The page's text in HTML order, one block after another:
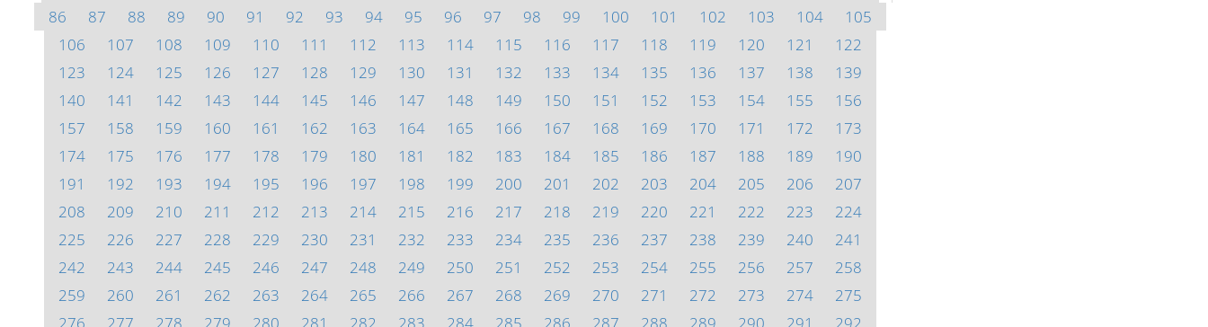
86
87 88 89 90 91 92 93 94 95 96 97 98 99 100 101 102 103 104
105
106
107 108 109 110 111 112 113 114 115 116 117 118 119 120 121
122
123
124 125 126 127 128 129 130 131 132 133 134 135 136 137 138
139
140
141 142 143 144 145 146 147 148 149 150 151 152 153 154 155
156
157
158 159 160 161 162 163 164 165 166 167 168 169 170 171 172
173
174
175 176 177 178 179 180 181 182 183 184 185 186 187 188 189
190
191
192 193 194 195 196 197 198 199 200 201 202 203 204 205 206
207
208
209 210 211 212 213 214 215 216 217 218 219 220 221 222 223
224
225
226 227 228 229 230 231 232 233 234 235 236 237 238 239 240
241
242
243 244 245 246 247 248 249 250 251 252 253 254 255 256 257
258
259
260 261 262 263 264 265 266 267 268 269 270 271 272 273 274
275